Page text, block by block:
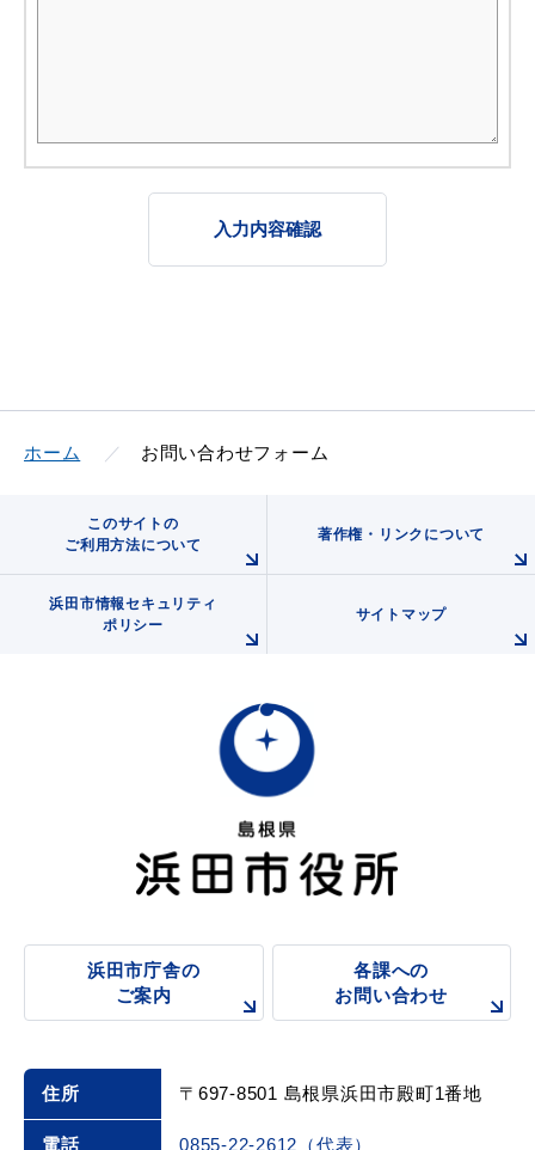
入力内容確認
ホーム お問い合わせフォーム
このサイトの
ご利用方法について
著作権・リンクについて
浜田市情報セキュリティ
ポリシー
サイトマップ
浜田市庁舎の
ご案内
各課への
お問い合わせ
住所 〒697-8501 島根県浜田市殿町1番地
電話 0855-22-2612（代表）